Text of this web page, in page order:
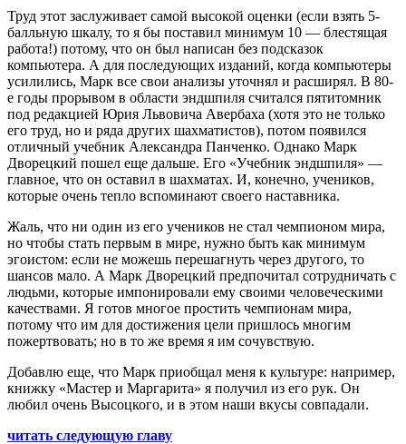
Труд этот заслуживает самой высокой оценки (если взять 5-
балльную шкалу, то я бы поставил минимум 10 — блестящая
работа!) потому, что он был написан без подсказок
компьютера. А для последующих изданий, когда компьютеры
усилились, Марк все свои анализы уточнял и расширял. В 80-
е годы прорывом в области эндшпиля считался пятитомник
под редакцией Юрия Львовича Авербаха (хотя это не только
его труд, но и ряда других шахматистов), потом появился
отличный учебник Александра Панченко. Однако Марк
Дворецкий пошел еще дальше. Его «Учебник эндшпиля» —
главное, что он оставил в шахматах. И, конечно, учеников,
которые очень тепло вспоминают своего наставника.
Жаль, что ни один из его учеников не стал чемпионом мира,
но чтобы стать первым в мире, нужно быть как минимум
эгоистом: если не можешь перешагнуть через другого, то
шансов мало. А Марк Дворецкий предпочитал сотрудничать с
людьми, которые импонировали ему своими человеческими
качествами. Я готов многое простить чемпионам мира,
потому что им для достижения цели пришлось многим
пожертвовать; но в то же время я им сочувствую.
Добавлю еще, что Марк приобщал меня к культуре: например,
книжку «Мастер и Маргарита» я получил из его рук. Он
любил очень Высоцкого, и в этом наши вкусы совпадали.
читать следующую главу